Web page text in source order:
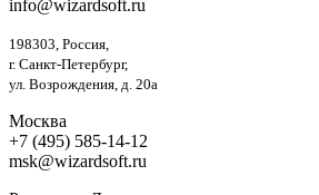
info@wizardsoft.ru
198303, Россия,
г. Санкт-Петербург,
ул. Возрождения, д. 20а
Москва
+7 (495) 585-14-12
msk@wizardsoft.ru